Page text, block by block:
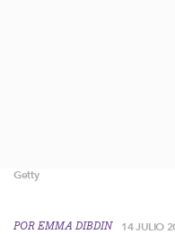
Getty
POR EMMA DIBDIN 14 JULIO